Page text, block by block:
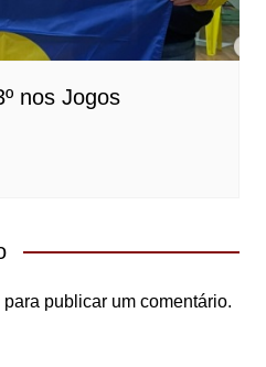
nos Jogos
para publicar um comentário.